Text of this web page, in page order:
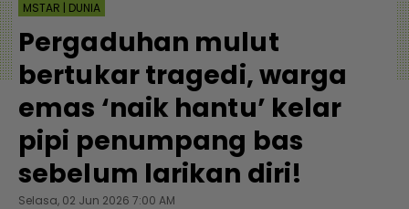
MSTAR | DUNIA
Pergaduhan mulut
bertukar tragedi, warga
emas ‘naik hantu’ kelar
pipi penumpang bas
sebelum larikan diri!
Selasa, 02 Jun 2026 7:00 AM